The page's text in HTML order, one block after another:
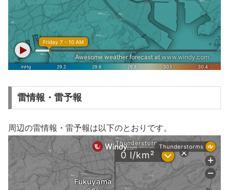
雷情報・雷予報
周辺の雷情報・雷予報は以下のとおりです。